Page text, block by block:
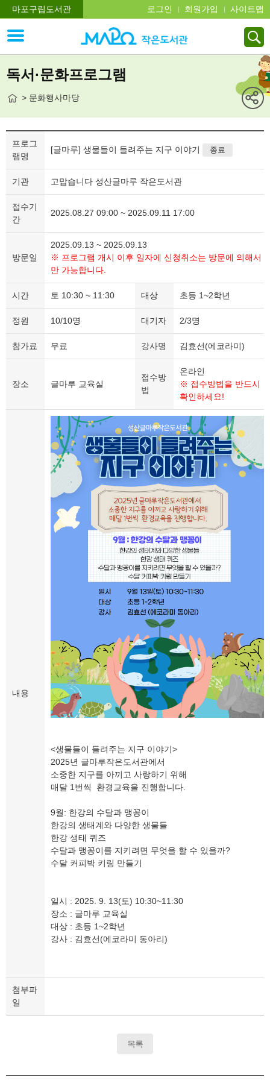
마포구립도서관 로그인 회원가입 사이트맵
독서·문화프로그램
> 문화행사마당
프로그
램명
[글마루] 생물들이 들려주는 지구 이야기 종료
기관 고맙습니다 성산글마루 작은도서관
접수기
간
2025.08.27 09:00 ~ 2025.09.11 17:00
방문일
2025.09.13 ~ 2025.09.13
※ 프로그램 개시 이후 일자에 신청취소는 방문에 의해서
만 가능합니다.
시간 토 10:30 ~ 11:30 대상 초등 1~2학년
정원 10/10명 대기자 2/3명
참가료 무료 강사명 김효선(에코라미)
장소 글마루 교육실
접수방
법
온라인
※ 접수방법을 반드시
확인하세요!
내용
<생물들이 들려주는 지구 이야기>
2025년 글마루작은도서관에서
소중한 지구를 아끼고 사랑하기 위해
매달 1번씩 환경교육을 진행합니다.
9월: 한강의 수달과 맹꽁이
한강의 생태계와 다양한 생물들
한강 생태 퀴즈
수달과 맹꽁이를 지키려면 무엇을 할 수 있을까?
수달 커피박 키링 만들기
일시 : 2025. 9. 13(토) 10:30~11:30
장소 : 글마루 교육실
대상 : 초등 1~2학년
강사 : 김효선(에코라미 동아리)
첨부파
일
목록